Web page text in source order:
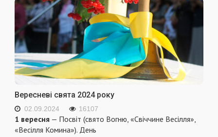
Вересневі свята 2024 року
02.09.2024 16107
1 вересня — Посвіт (свято Вогню, «Свіччине Весілля»,
«Весілля Комина»). День